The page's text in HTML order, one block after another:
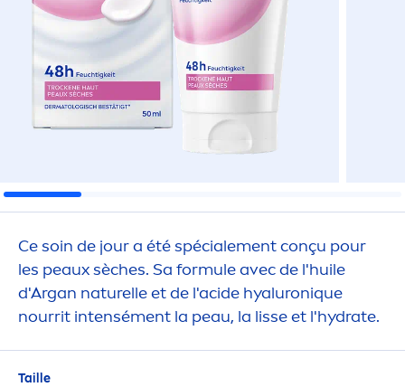
Ce soin de jour a été spécialement conçu pour
les peaux sèches. Sa formule avec de l'huile
d'Argan naturelle et de l'acide hyaluronique
nourrit intensément la peau, la lisse et l'hydrate.
Taille